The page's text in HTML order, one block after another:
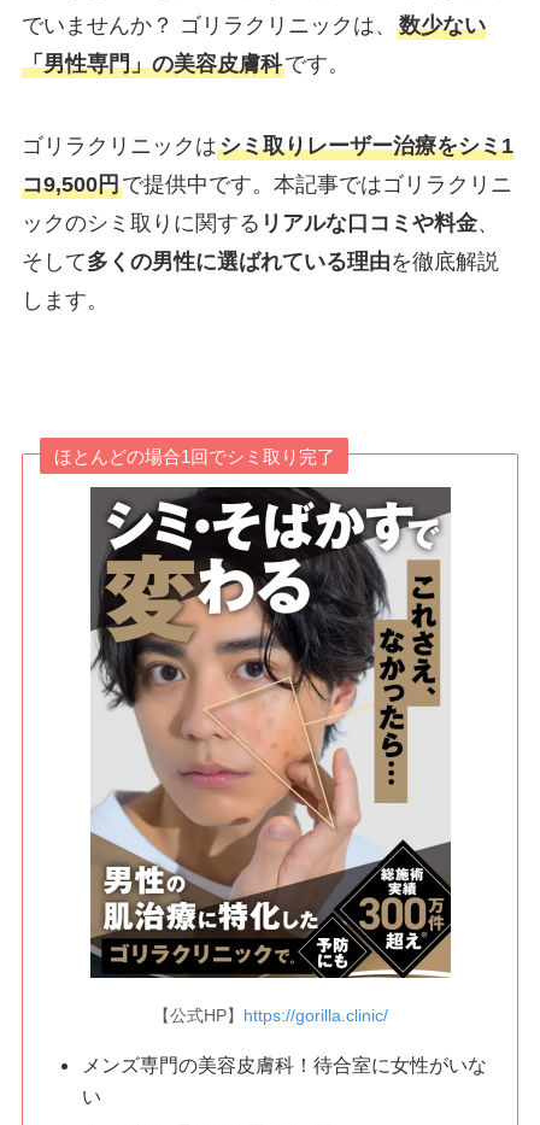
でいませんか？ ゴリラクリニックは、 数少ない
「男性専門」の美容皮膚科です。
ゴリラクリニックはシミ取りレーザー治療をシミ1
コ9,500円で提供中です。本記事ではゴリラクリニ
ックのシミ取りに関する リアルな口コミや料金、
そして多くの男性に選ばれている理由を徹底解説
します。
ほとんどの場合1回でシミ取り完了
【公式HP】 https://gorilla.clinic/
メンズ専門の美容皮膚科！待合室に女性がいな
い